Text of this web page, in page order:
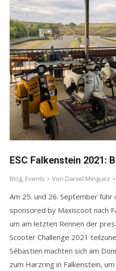
ESC Falkenstein 2021:
Blog, Events Von Daniel Minguez
Am 25. und 26. September fuhr
sponsored by Maxiscoot nach
um am letzten Rennen der
Scooter Challenge 2021
Sébastien machten sich am
zum Harzring in Falkenstein,